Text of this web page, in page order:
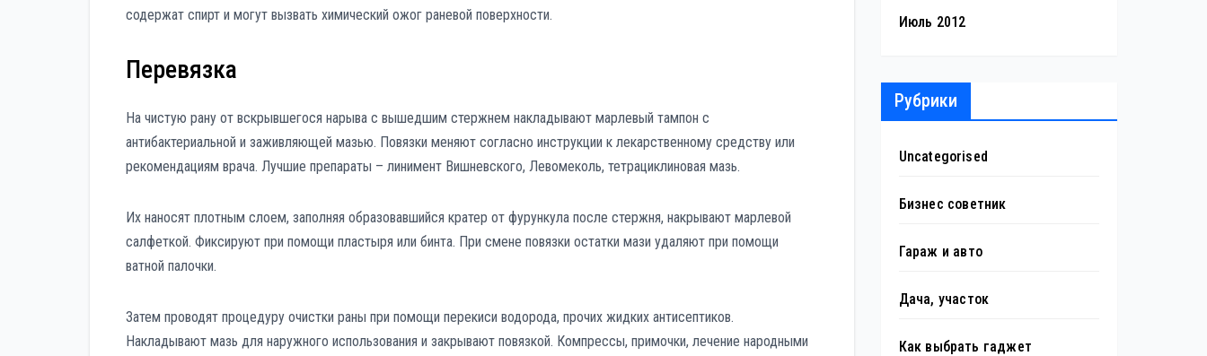
содержат спирт и могут вызвать химический ожог раневой поверхности.
Перевязка
На чистую рану от вскрывшегося нарыва с вышедшим стержнем накладывают марлевый тампон с
антибактериальной и заживляющей мазью. Повязки меняют согласно инструкции к лекарственному средству или
рекомендациям врача. Лучшие препараты – линимент Вишневского, Левомеколь, тетрациклиновая мазь.
Их наносят плотным слоем, заполняя образовавшийся кратер от фурункула после стержня, накрывают марлевой
салфеткой. Фиксируют при помощи пластыря или бинта. При смене повязки остатки мази удаляют при помощи
ватной палочки.
Затем проводят процедуру очистки раны при помощи перекиси водорода, прочих жидких антисептиков.
Накладывают мазь для наружного использования и закрывают повязкой. Компрессы, примочки, лечение народными
Июль 2012
Рубрики
Uncategorised
Бизнес советник
Гараж и авто
Дача, участок
Как выбрать гаджет